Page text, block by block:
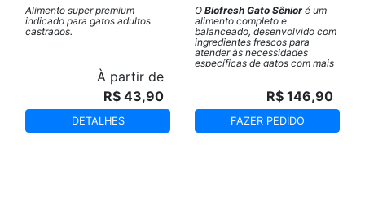
Alimento super premium
indicado para gatos adultos
castrados.
À partir de
R$ 43,90
DETALHES
O Biofresh Gato Sênioré um
alimento completo e
balanceado, desenvolvido com
ingredientes frescos para
atender às necessidades
específicas de gatos com mais
R$ 146,90
FAZER PEDIDO